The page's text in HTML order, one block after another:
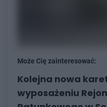
Może Cię zainteresować:
Kolejna nowa
wyposażeniu